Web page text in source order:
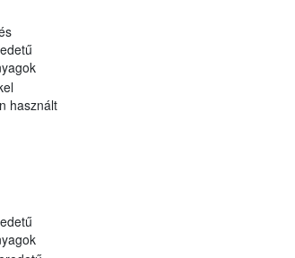
használt